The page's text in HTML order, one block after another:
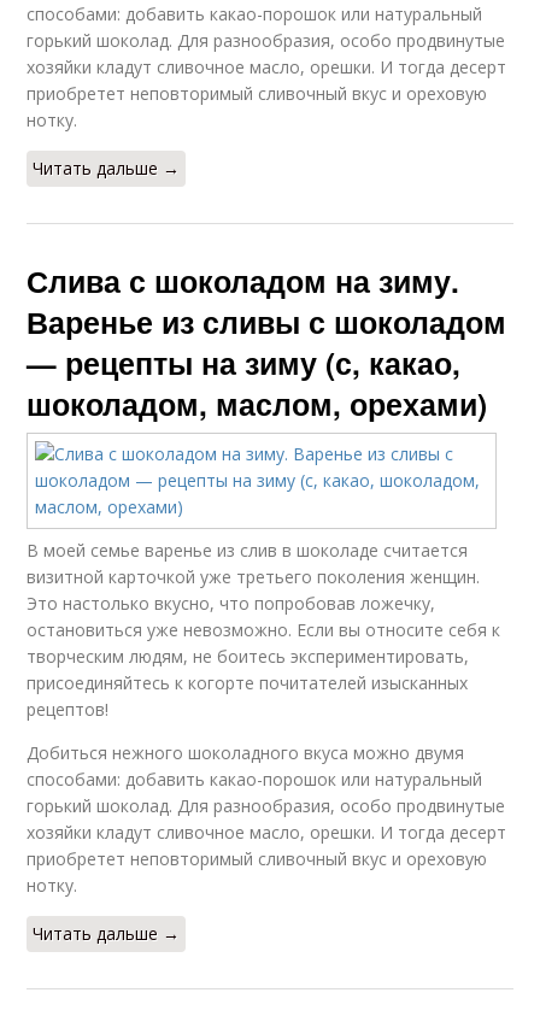
способами: добавить какао-порошок или натуральный
горький шоколад. Для разнообразия, особо продвинутые
хозяйки кладут сливочное масло, орешки. И тогда десерт
приобретет неповторимый сливочный вкус и ореховую
нотку.
Читать дальше →
Слива с шоколадом на зиму.
Варенье из сливы с шоколадом
— рецепты на зиму (с, какао,
шоколадом, маслом, орехами)
В моей семье варенье из слив в шоколаде считается
визитной карточкой уже третьего поколения женщин.
Это настолько вкусно, что попробовав ложечку,
остановиться уже невозможно. Если вы относите себя к
творческим людям, не боитесь экспериментировать,
присоединяйтесь к когорте почитателей изысканных
рецептов!
Добиться нежного шоколадного вкуса можно двумя
способами: добавить какао-порошок или натуральный
горький шоколад. Для разнообразия, особо продвинутые
хозяйки кладут сливочное масло, орешки. И тогда десерт
приобретет неповторимый сливочный вкус и ореховую
нотку.
Читать дальше →